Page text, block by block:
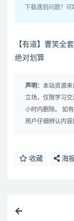
下载遇到问题？
【有道】曹笑全
绝对划算
声明： 本站资源来
立场，仅限学习
小时内删除。 如
用户仔细辨认内容
收藏 海